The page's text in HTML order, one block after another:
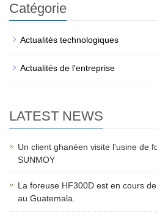
Catégorie
Actualités technologiques
Actualités de l'entreprise
LATEST NEWS
Un client ghanéen visite l'usine de
SUNMOY
La foreuse HF300D est en cours
au Guatemala.